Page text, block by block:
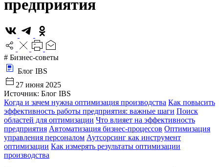
предприятия
# Бизнес-советы
Блог IBS
27 июня 2025
Источник: Блог IBS
Когда и зачем нужна оптимизация производства Как повысить
эффективность работы предприятия: важные шаги Поиск
областей для оптимизации Что влияет на эффективность
предприятия Автоматизация бизнес-процессов Оптимизация
управления персоналом Аутсорсинг как инструмент
оптимизации Как измерять результаты оптимизации
производства